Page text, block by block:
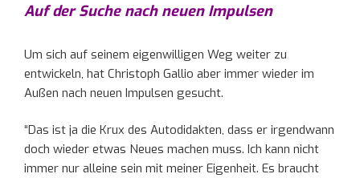
Auf der Suche nach neuen Impulsen
Um sich auf seinem eigenwilligen Weg weiter zu
entwickeln, hat Christoph Gallio aber immer wieder im
Außen nach neuen Impulsen gesucht.
“Das ist ja die Krux des Autodidakten, dass er irgendwann
doch wieder etwas Neues machen muss. Ich kann nicht
immer nur alleine sein mit meiner Eigenheit. Es braucht